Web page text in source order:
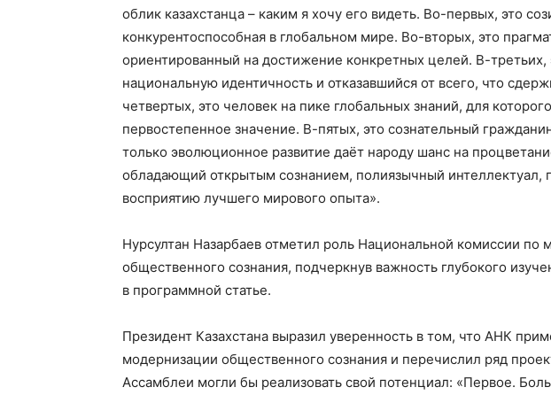
облик казахстанца – каким я хочу его видеть. Во-первых, это
конкурентоспособная в глобальном мире. Во-вторых, это
ориентированный на достижение конкретных целей. В-третьих,
национальную идентичность и отказавшийся от всего, что
четвертых, это человек на пике глобальных знаний, для
первостепенное значение. В-пятых, это сознательный
только эволюционное развитие даёт народу шанс на
обладающий открытым сознанием, полиязычный интеллектуал,
восприятию лучшего мирового опыта».
Нурсултан Назарбаев отметил роль Национальной комиссии по
общественного сознания, подчеркнув важность глубокого
в программной статье.
Президент Казахстана выразил уверенность в том, что АНК
модернизации общественного сознания и перечислил ряд
Ассамблеи могли бы реализовать свой потенциал: «Первое.